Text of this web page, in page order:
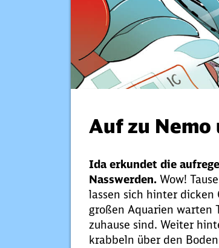
Auf zu Nemo
Ida erkundet die
Nasswerden. Wow!
lassen sich hinter dicken
großen Aquarien warten
zuhause sind. Weiter
krabbeln über den